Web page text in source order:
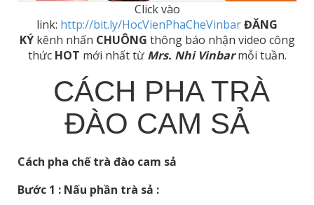
Click vào
link: http://bit.ly/HocVienPhaCheVinbarĐĂNG
KÝkênh nhấn CHUÔNG thông báo nhận video công
thức HOT mới nhất từ Mrs. Nhi Vinbarmỗi tuần.
CÁCH PHA TRÀ
ĐÀO CAM SẢ
Cách pha chế trà đào cam sả
Bước 1 : Nấu phần trà sả :